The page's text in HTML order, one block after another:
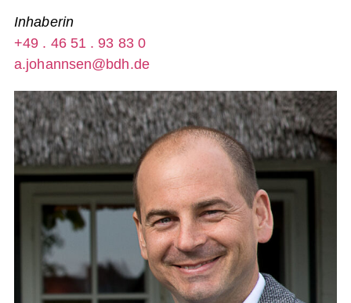
Inhaberin
+49 . 46 51 . 93 83 0
a.johannsen@bdh.de